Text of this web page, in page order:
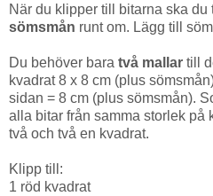
När du klipper till bitarna ska du
sömsmån runt om. Lägg till
Du behöver bara två mallar till
kvadrat 8 x 8 cm (plus
sidan = 8 cm (plus sömsmån).
alla bitar från samma storlek på
två och två en kvadrat.
Klipp till:
1 röd kvadrat